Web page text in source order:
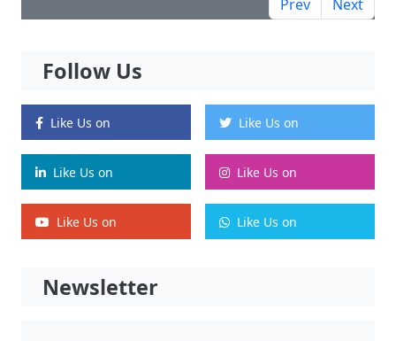
Prev Next
Follow Us
Like Us on Like Us on
Like Us on Like Us on
Like Us on Like Us on
Newsletter